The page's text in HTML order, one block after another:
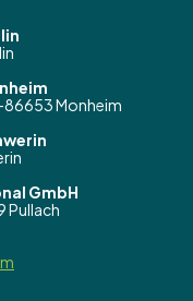
Monheim
GmbH
Pullach